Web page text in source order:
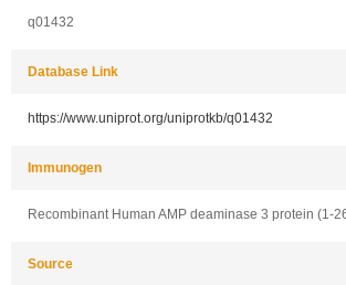
q01432
Database Link
https://www.uniprot.org/uniprotkb/q01432
Immunogen
Recombinant Human AMP deaminase 3 protein (1-
Source